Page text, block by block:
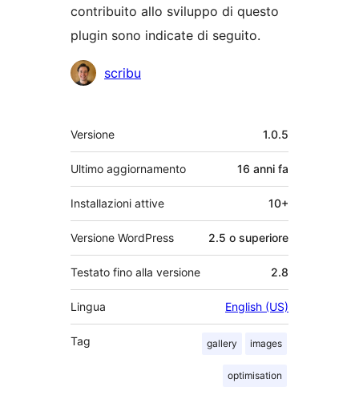
contribuito allo sviluppo di questo
plugin sono indicate di seguito.
Collaboratori
scribu
Meta
Versione 1.0.5
Ultimo aggiornamento 16 anni fa
Installazioni attive 10+
Versione WordPress 2.5 o superiore
Testato fino alla versione 2.8
Lingua English (US)
Tag gallery images
optimisation